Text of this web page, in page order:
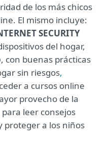
de los más chicos
El mismo incluye:
SECURITY
del hogar,
, con buenas prácticas
sin riesgos,
a cursos online
provecho de la
para leer consejos
proteger a los niños